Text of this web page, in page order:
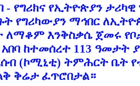
- የግሪክና የኢትዮጵያን
የግሪካውያን ማኅበር
ለማቆም እንቅስቃሴ ጀመሩ
ከተመሰረተ 113 ዓመታት
(ኮሚኒቲ) ትምሕርት ቤት
ቅሬታ ፈጥሮበታል።